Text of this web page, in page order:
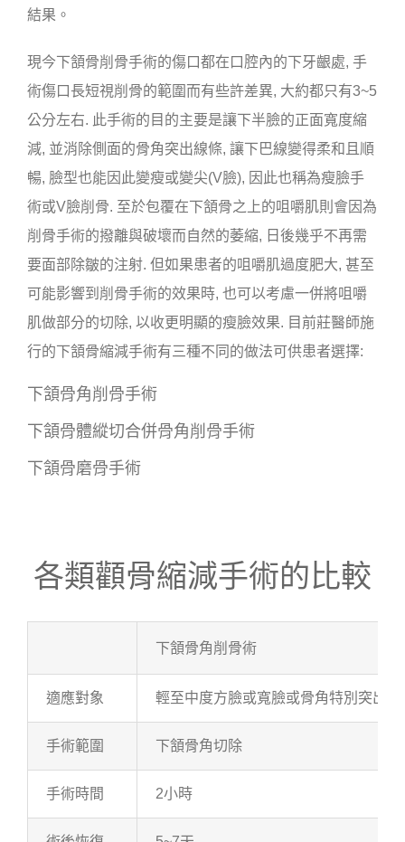
結果。
現今下頷骨削骨手術的傷口都在口腔內的下牙齦處, 手
術傷口長短視削骨的範圍而有些許差異, 大約都只有3~5
公分左右. 此手術的目的主要是讓下半臉的正面寬度縮
減, 並消除側面的骨角突出線條, 讓下巴線變得柔和且順
暢, 臉型也能因此變瘦或變尖(V臉), 因此也稱為瘦臉手
術或V臉削骨. 至於包覆在下頷骨之上的咀嚼肌則會因為
削骨手術的撥離與破壞而自然的萎縮, 日後幾乎不再需
要面部除皺的注射. 但如果患者的咀嚼肌過度肥大, 甚至
可能影響到削骨手術的效果時, 也可以考慮一併將咀嚼
肌做部分的切除, 以收更明顯的瘦臉效果. 目前莊醫師施
行的下頷骨縮減手術有三種不同的做法可供患者選擇:
下頷骨角削骨手術
下頷骨體縱切合併骨角削骨手術
下頷骨磨骨手術
各類顴骨縮減手術的比較
下頷骨角削骨術
適應對象 輕至中度方臉或寬臉或骨角特別突出者
手術範圍 下頷骨角切除
手術時間 2小時